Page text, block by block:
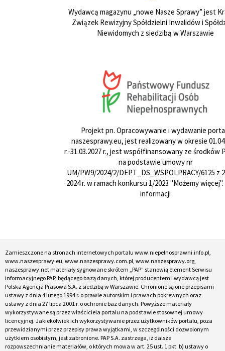
Wydawcą magazynu „nowe Nasze Sprawy” jest
Związek Rewizyjny Spółdzielni Inwalidów i
Niewidomych z siedzibą w Warszawie
Projekt pn. Opracowywanie i wydawanie
naszesprawy.eu, jest realizowany w okresie
r.-31.03.2027 r., jest współfinansowany ze środków
na podstawie umowy nr
UM/PW9/2024/2/DEPT_DS_WSPOLPRACY/6125 z
2024 r. w ramach konkursu 1/2023 "Możemy więcej".
informacji
Zamieszczone na stronach internetowych portalu www.niepelnosprawni.info.pl,
www.naszesprawy.eu, www.naszesprawy.com.pl, www.naszesprawy.org,
naszesprawy.net materiały sygnowane skrótem „PAP” stanowią element Serwisu
informacyjnego PAP, będącego bazą danych, której producentem i wydawcą jest
Polska Agencja Prasowa S.A. z siedzibą w Warszawie. Chronione są one przepisami
ustawy z dnia 4 lutego 1994 r. o prawie autorskim i prawach pokrewnych oraz
ustawy z dnia 27 lipca 2001 r. o ochronie baz danych. Powyższe materiały
wykorzystywane są przez właściciela portalu na podstawie stosownej umowy
licencyjnej. Jakiekolwiek ich wykorzystywanie przez użytkowników portalu, poza
przewidzianymi przez przepisy prawa wyjątkami, w szczególności dozwolonym
użytkiem osobistym, jest zabronione. PAP S.A. zastrzega, iż dalsze
rozpowszechnianie materiałów, o których mowa w art. 25 ust. 1 pkt. b) ustawy o